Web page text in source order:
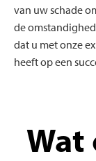
van uw schade
de
dat u met onze
heeft op een
Wat